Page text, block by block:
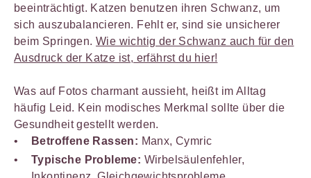
beeinträchtigt. Katzen benutzen ihren Schwanz, um
sich auszubalancieren. Fehlt er, sind sie unsicherer
beim Springen.Wie wichtig der Schwanz auch für den
Ausdruck der Katze ist, erfährst du hier!
Was auf Fotos charmant aussieht, heißt im Alltag
häufig Leid. Kein modisches Merkmal sollte über die
Gesundheit gestellt werden.
Betroffene Rassen: Manx, Cymric
Typische Probleme: Wirbelsäulenfehler,